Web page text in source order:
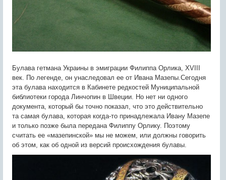
Булава гетмана Украины в эмиграции Филиппа Орлика, XVIII
век. По легенде, он унаследовал ее от Ивана Мазепы.Сегодня
эта булава находится в Кабинете редкостей Муниципальной
библиотеки города Линчопин в Швеции. Но нет ни одного
документа, который бы точно показал, что это действительно
та самая булава, которая когда-то принадлежала Ивану Мазепе
и только позже была передана Филиппу Орлику. Поэтому
считать ее «мазепинской» мы не можем, или должны говорить
об этом, как об одной из версий происхождения булавы.